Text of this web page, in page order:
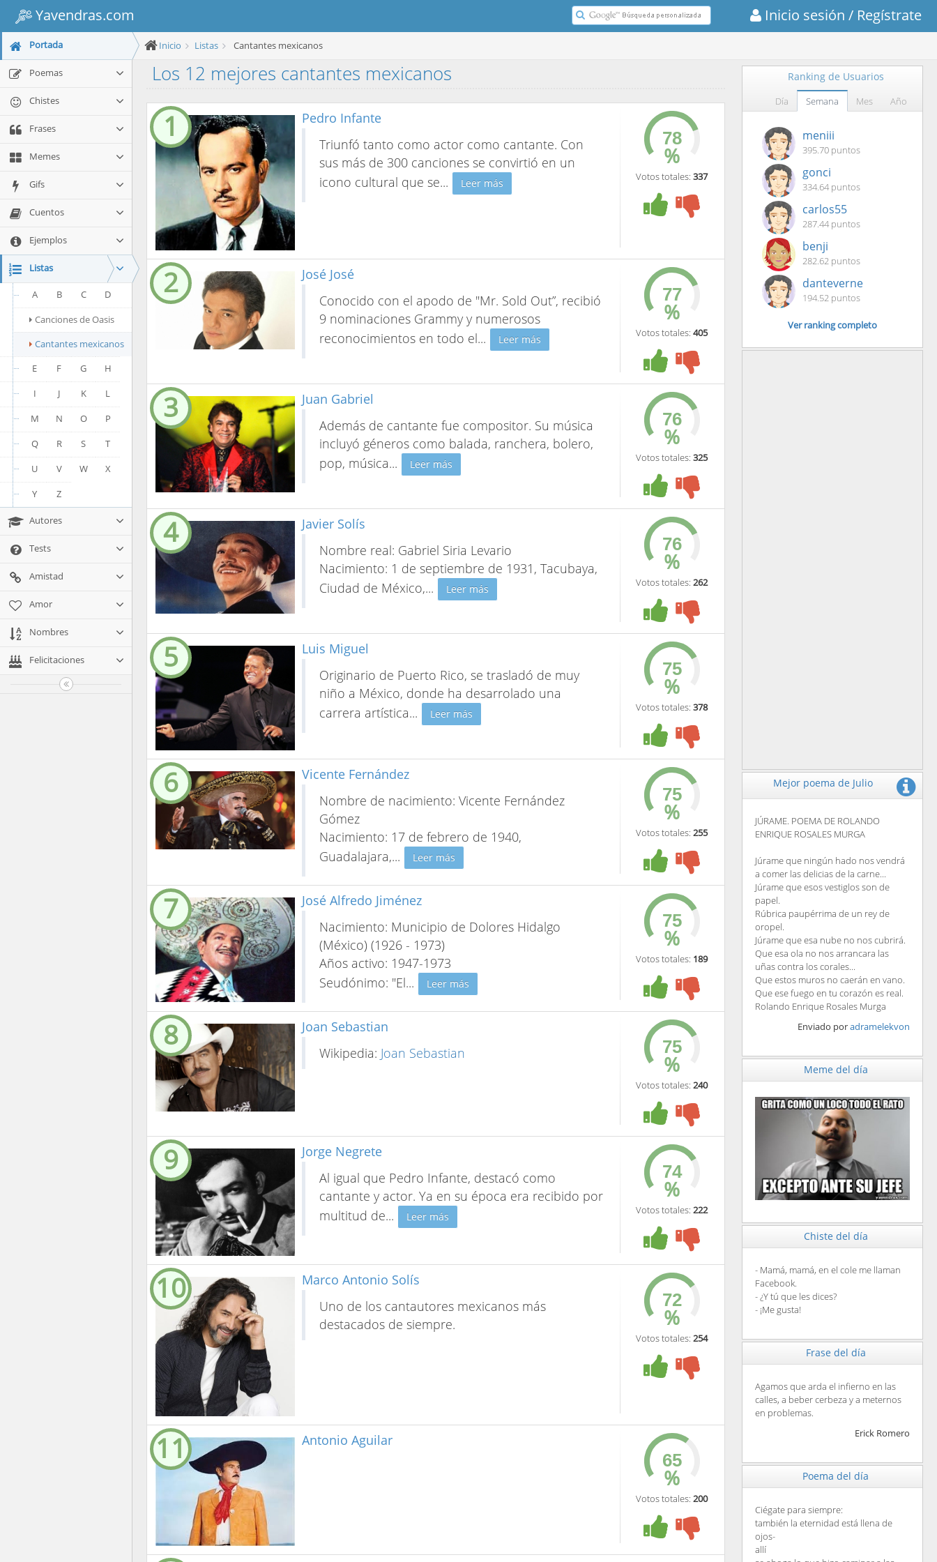
Yavendras.com Inicio sesión / Regístrate
Portada
Poemas
Chistes
Frases
Memes
Gifs
Cuentos
Ejemplos
Listas
A B C
D
Canciones de Oasis
Cantantes mexicanos
E
F G
H
I
J K
L
M
N O
P
Q
R S
T
U
V W
X
Y
Z
Autores
Tests
Amistad
Amor
Nombres
Felicitaciones
Inicio Listas Cantantes mexicanos
Los 12 mejores cantantes mexicanos
1
Pedro Infante
Triunfó tanto como actor como cantante. Con
sus más de 300 canciones se convirtió en un
icono cultural que se... Leer más
%
Votos totales: 337
2
José José
Conocido con el apodo de "Mr. Sold Out”, recibió
9 nominaciones Grammy y numerosos
reconocimientos en todo el... Leer más
%
Votos totales: 405
3
Juan Gabriel
Además de cantante fue compositor. Su música
incluyó géneros como balada, ranchera, bolero,
pop, música... Leer más
%
Votos totales: 325
4
Javier Solís
Nombre real: Gabriel Siria Levario
Nacimiento: 1 de septiembre de 1931, Tacubaya,
Ciudad de México,... Leer más
%
Votos totales: 262
5
Luis Miguel
Originario de Puerto Rico, se trasladó de muy
niño a México, donde ha desarrolado una
carrera artística... Leer más
%
Votos totales: 378
6
Vicente Fernández
Nombre de nacimiento: Vicente Fernández
Gómez
Nacimiento: 17 de febrero de 1940,
Guadalajara,... Leer más
%
Votos totales: 255
7
José Alfredo Jiménez
Nacimiento: Municipio de Dolores Hidalgo
(México) (1926 - 1973)
Años activo: 1947-1973
Seudónimo: "El... Leer más
%
Votos totales: 189
8
Joan Sebastian
Wikipedia: Joan Sebastian %
Votos totales: 240
9
Jorge Negrete
Al igual que Pedro Infante, destacó como
cantante y actor. Ya en su época era recibido por
multitud de... Leer más
%
Votos totales: 222
10
Marco Antonio Solís
Uno de los cantautores mexicanos más
destacados de siempre.
%
Votos totales: 254
11 Antonio Aguilar
%
Votos totales: 200
Ranking de Usuarios
Día Semana Mes Año
meniii
395.70 puntos
gonci
334.64 puntos
carlos55
287.44 puntos
benji
282.62 puntos
danteverne
194.52 puntos
Ver ranking completo
Mejor poema de Julio
JÚRAME. POEMA DE ROLANDO
ENRIQUE ROSALES MURGA
Júrame que ningún hado nos vendrá
a comer las delicias de la carne...
Júrame que esos vestiglos son de
papel.
Rúbrica paupérrima de un rey de
oropel.
Júrame que esa nube no nos cubrirá.
Que esa ola no nos arrancara las
uñas contra los corales...
Que estos muros no caerán en vano.
Que ese fuego en tu corazón es real.
Rolando Enrique Rosales Murga
Enviado poradramelekvon
Meme del día
Chiste del día
- Mamá, mamá, en el cole me llaman
Facebook.
- ¿Y tú que les dices?
- ¡Me gusta!
Frase del día
Agamos que arda el infierno en las
calles, a beber cerbeza y a meternos
en problemas.
Erick Romero
Poema del día
Ciégate para siempre:
también la eternidad está llena de
ojos-
allí